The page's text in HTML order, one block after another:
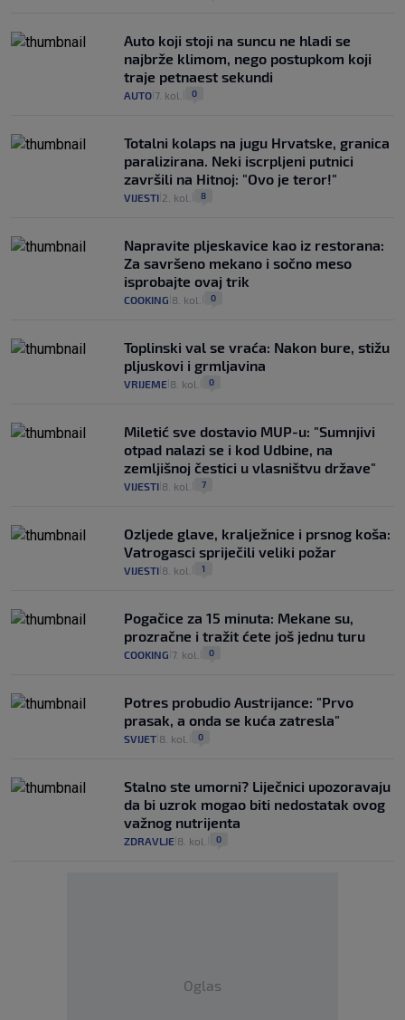
Auto koji stoji na suncu ne hladi se
najbrže klimom, nego postupkom koji
traje petnaest sekundi
AUTO 7. kol. 0
Totalni kolaps na jugu Hrvatske, granica
paralizirana. Neki iscrpljeni putnici
završili na Hitnoj: "Ovo je teror!"
VIJESTI 2. kol. 8
Napravite pljeskavice kao iz restorana:
Za savršeno mekano i sočno meso
isprobajte ovaj trik
COOKING 8. kol. 0
Toplinski val se vraća: Nakon bure, stižu
pljuskovi i grmljavina
VRIJEME 8. kol. 0
Miletić sve dostavio MUP-u: "Sumnjivi
otpad nalazi se i kod Udbine, na
zemljišnoj čestici u vlasništvu države"
VIJESTI 8. kol. 7
Ozljede glave, kralježnice i prsnog koša:
Vatrogasci spriječili veliki požar
VIJESTI 8. kol. 1
Pogačice za 15 minuta: Mekane su,
prozračne i tražit ćete još jednu turu
COOKING 7. kol. 0
Potres probudio Austrijance: "Prvo
prasak, a onda se kuća zatresla"
SVIJET 8. kol. 0
Stalno ste umorni? Liječnici upozoravaju
da bi uzrok mogao biti nedostatak ovog
važnog nutrijenta
ZDRAVLJE 8. kol. 0
Oglas